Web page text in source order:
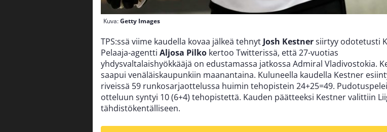
Kuva:Getty Images
TPS:ssä viime kaudella kovaa jälkeä tehnytJosh Kestnersiirtyy odotetusti
Pelaaja-agentti Aljosa Pilko kertoo Twitterissä, että 27-vuotias
yhdysvaltalaishyökkääjä on edustamassa jatkossa Admiral Vladivostokia.
saapui venäläiskaupunkiin maanantaina. Kuluneella kaudella Kestner
riveissä 59 runkosarjaottelussa huimin tehopistein 24+25=49.
otteluun syntyi 10 (6+4) tehopistettä. Kauden päätteeksi Kestner valittiin
tähdistökentälliseen.